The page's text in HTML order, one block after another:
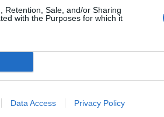
Retention, Sale, and/or Sharing
with the Purposes for which it
Data Access Privacy Policy
ciò non esiste. Questo, infatti,
Insomma, un
QUI
imprenditoriale di aziende a
loro scopo è quello di aiutare e
all’impegno richiesto in